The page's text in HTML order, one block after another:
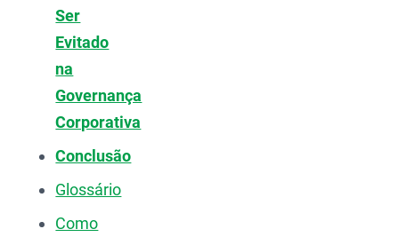
Ser
Evitado
na
Governança
Corporativa
Conclusão
Glossário
Como